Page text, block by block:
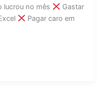
lucrou no mês
Gastar
Pagar caro em